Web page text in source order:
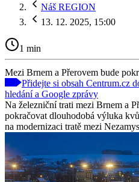
Náš REGION
13. 12. 2025, 15:00
1 min
Mezi Brnem a Přerovem bude
Přidejte si obsah Centrum.cz
hledání a Google zprávy
Na železniční trati mezi Brnem a
pokračovat dlouhodobá výluka
na modernizaci tratě mezi